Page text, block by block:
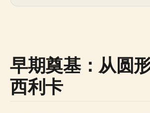
早期奠基：从圆
西利卡